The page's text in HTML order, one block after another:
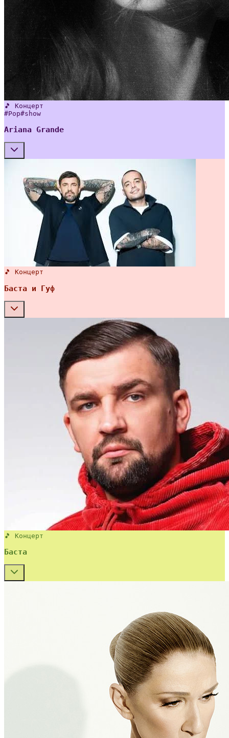
🎵 Концерт
#Pop#show
Ariana Grande
🎵 Концерт
Баста и Гуф
🎵 Концерт
Баста